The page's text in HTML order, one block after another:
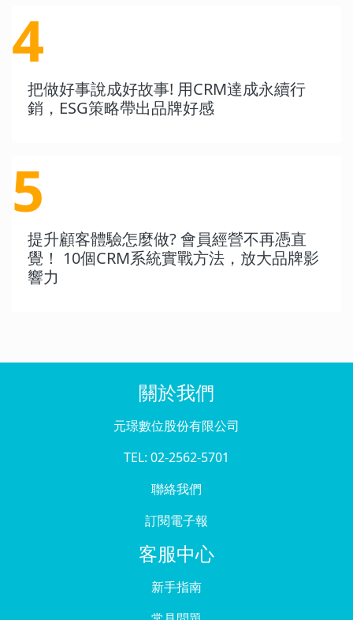
4
把做好事說成好故事! 用CRM達成永續行
銷，ESG策略帶出品牌好感
5
提升顧客體驗怎麼做? 會員經營不再憑直
覺！ 10個CRM系統實戰方法，放大品牌影
響力
關於我們
元璟數位股份有限公司
TEL: 02-2562-5701
聯絡我們
訂閱電子報
客服中心
新手指南